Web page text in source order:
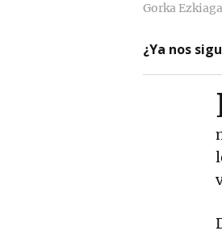
Gorka
¿Ya nos